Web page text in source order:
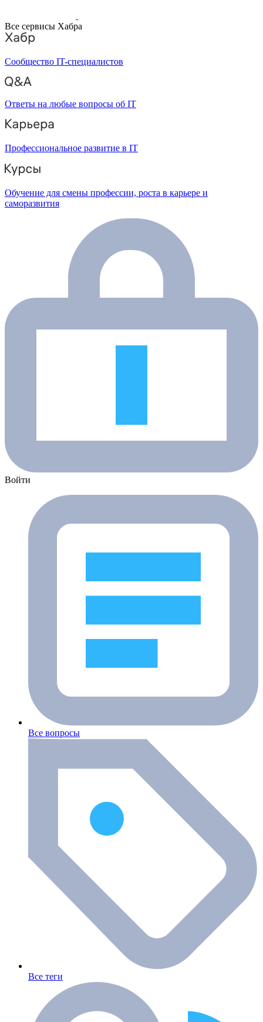
Все сервисы Хабра
Сообщество IT-специалистов
Ответы на любые вопросы об IT
Профессиональное развитие в IT
Обучение для смены профессии, роста в карьере и
саморазвития
Войти
Все вопросы
Все теги